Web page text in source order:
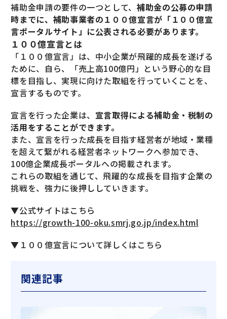
補助金申請の要件の一つとして、補助金の公募の申請
時までに、補助事業者の１００億宣言が「１００億宣
言ポータルサイト」に公表される必要があります。
１００億宣言とは
「１００億宣言」は、中小企業が飛躍的成長を遂げる
ために、自ら、「売上高100億円」という野心的な目
標を目指し、実現に向けた取組を行っていくことを、
宣言するものです。
宣言を行った企業は、 宣言取得による補助金・税制の
活用をすることができます。
また、宣言を行った成長を目指す経営者が地域・業種
を超えて繋がれる経営者ネットワークへ参加でき、
100億企業成長ポータルへの掲載されます。
これらの取組を通じて、飛躍的な成長を目指す企業の
挑戦を、強力に後押ししていきます。
▼公式サイトはこちら
https://growth-100-oku.smrj.go.jp/index.html
▼１００億宣言について詳しくはこちら
関連記事